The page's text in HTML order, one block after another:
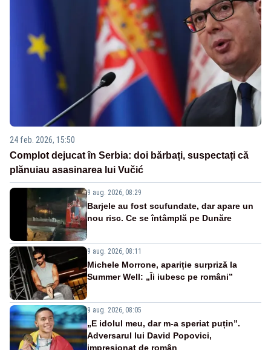
24 feb. 2026, 15:50
Complot dejucat în Serbia: doi bărbați, suspectați că
plănuiau asasinarea lui Vučić
9 aug. 2026, 08:29
Barjele au fost scufundate, dar apare un
nou risc. Ce se întâmplă pe Dunăre
9 aug. 2026, 08:11
Michele Morrone, apariție surpriză la
Summer Well: „Îi iubesc pe români”
9 aug. 2026, 08:05
„E idolul meu, dar m-a speriat puțin”.
Adversarul lui David Popovici,
impresionat de român